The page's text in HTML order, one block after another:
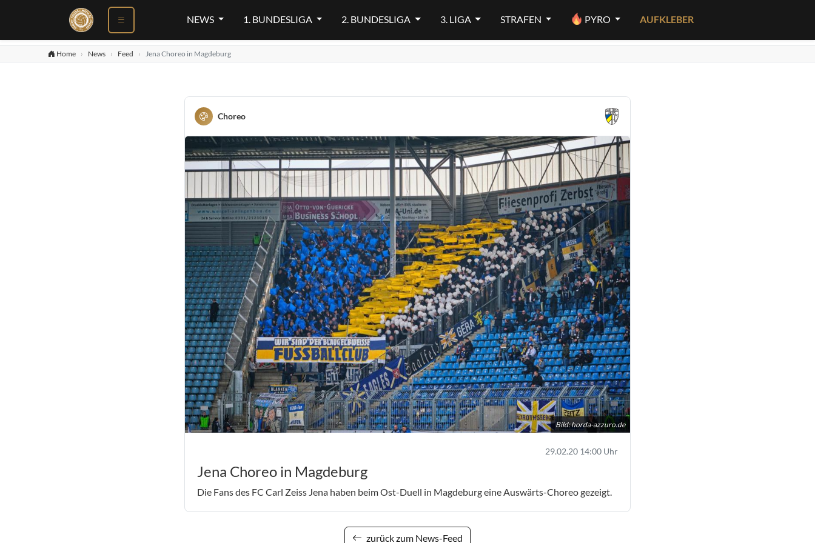
NEWS 1. BUNDESLIGA 2. BUNDESLIGA 3. LIGA STRAFEN PYRO AUFKLEBER
Home News Feed Jena Choreo in Magdeburg
Choreo
Bild:horda-azzuro.de
29.02.20 14:00 Uhr
Jena Choreo in Magdeburg
Die Fans des FC Carl Zeiss Jena haben beim Ost-Duell in Magdeburg eine Auswärts-Choreo gezeigt.
zurück zum News-Feed